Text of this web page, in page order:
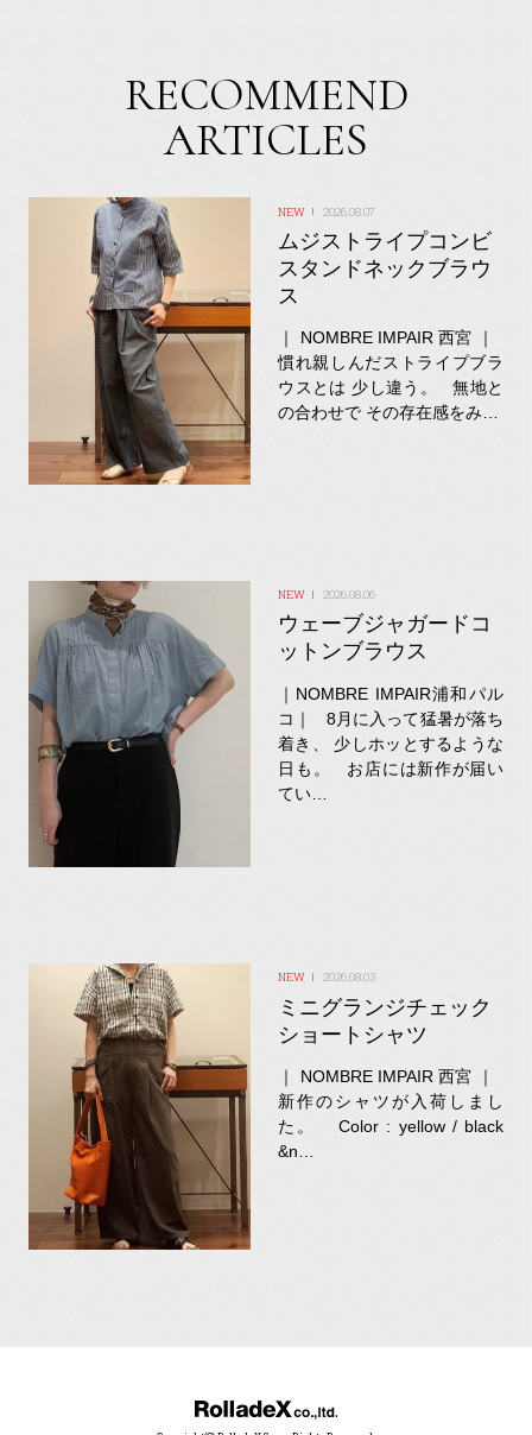
RECOMMEND
ARTICLES
2026.08.07
ムジストライプコンビ
スタンドネックブラウ
ス
｜ NOMBRE IMPAIR 西宮 ｜
慣れ親しんだストライプブラ
ウスとは 少し違う。 無地と
の合わせで その存在感をみ…
2026.08.06
ウェーブジャガードコ
ットンブラウス
｜NOMBRE IMPAIR浦和パル
コ｜ 8月に入って猛暑が落ち
着き、 少しホッとするような
日も。 お店には新作が届い
てい…
2026.08.03
ミニグランジチェック
ショートシャツ
｜ NOMBRE IMPAIR 西宮 ｜
新作のシャツが入荷しまし
た。 Color : yellow / black
&n…